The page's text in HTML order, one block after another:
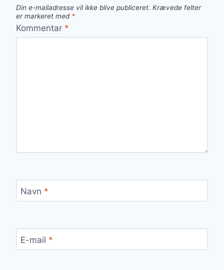
Din e-mailadresse vil ikke blive publiceret. Krævede felter
er markeret med *
Kommentar *
Navn *
E-mail *